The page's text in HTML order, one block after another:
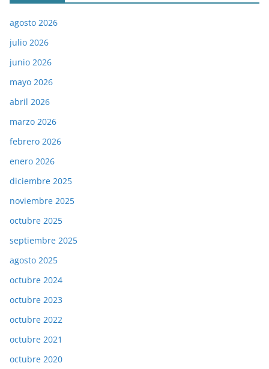
agosto 2026
julio 2026
junio 2026
mayo 2026
abril 2026
marzo 2026
febrero 2026
enero 2026
diciembre 2025
noviembre 2025
octubre 2025
septiembre 2025
agosto 2025
octubre 2024
octubre 2023
octubre 2022
octubre 2021
octubre 2020